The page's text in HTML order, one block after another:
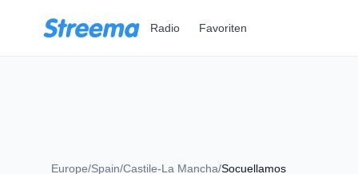
Radio Favoriten
Europe/Spain/Castile-La Mancha/Socuellamos